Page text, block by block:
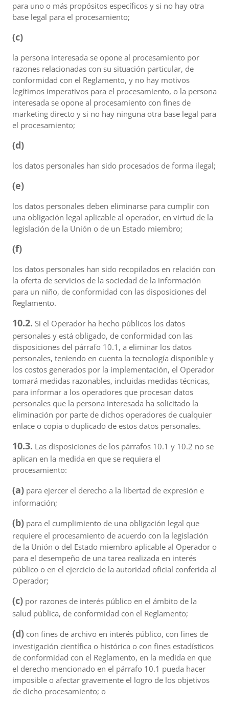
para uno o más propósitos específicos y si no hay otra
base legal para el procesamiento;
(c)
la persona interesada se opone al procesamiento por
razones relacionadas con su situación particular, de
conformidad con el Reglamento, y no hay motivos
legítimos imperativos para el procesamiento, o la persona
interesada se opone al procesamiento con fines de
marketing directo y si no hay ninguna otra base legal para
el procesamiento;
(d)
los datos personales han sido procesados de forma ilegal;
(e)
los datos personales deben eliminarse para cumplir con
una obligación legal aplicable al operador, en virtud de la
legislación de la Unión o de un Estado miembro;
(f)
los datos personales han sido recopilados en relación con
la oferta de servicios de la sociedad de la información
para un niño, de conformidad con las disposiciones del
Reglamento.
10.2. Si el Operador ha hecho públicos los datos
personales y está obligado, de conformidad con las
disposiciones del párrafo 10.1, a eliminar los datos
personales, teniendo en cuenta la tecnología disponible y
los costos generados por la implementación, el Operador
tomará medidas razonables, incluidas medidas técnicas,
para informar a los operadores que procesan datos
personales que la persona interesada ha solicitado la
eliminación por parte de dichos operadores de cualquier
enlace o copia o duplicado de estos datos personales.
10.3. Las disposiciones de los párrafos 10.1 y 10.2 no se
aplican en la medida en que se requiera el
procesamiento:
(a) para ejercer el derecho a la libertad de expresión e
información;
(b) para el cumplimiento de una obligación legal que
requiere el procesamiento de acuerdo con la legislación
de la Unión o del Estado miembro aplicable al Operador o
para el desempeño de una tarea realizada en interés
público o en el ejercicio de la autoridad oficial conferida al
Operador;
(c) por razones de interés público en el ámbito de la
salud pública, de conformidad con el Reglamento;
(d) con fines de archivo en interés público, con fines de
investigación científica o histórica o con fines estadísticos
de conformidad con el Reglamento, en la medida en que
el derecho mencionado en el párrafo 10.1 pueda hacer
imposible o afectar gravemente el logro de los objetivos
de dicho procesamiento; o